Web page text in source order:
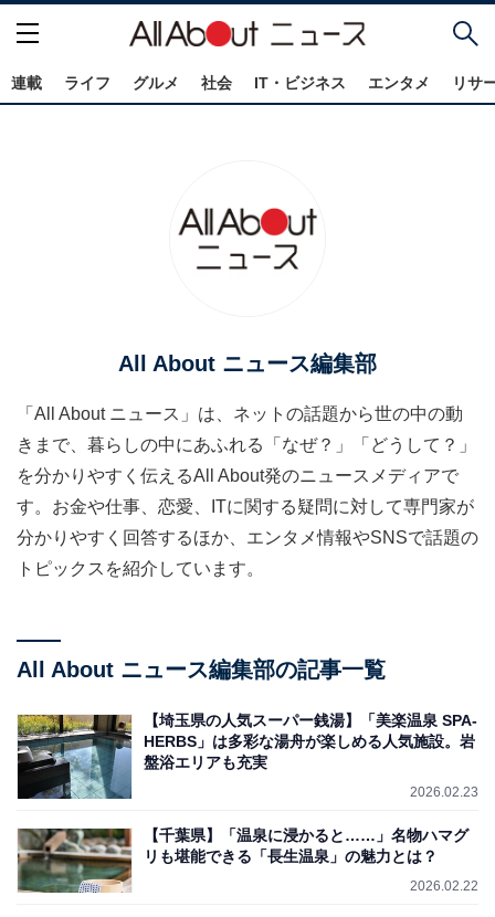
連載 ライフ グルメ 社会 IT・ビジネス エンタメ リサ
All About ニュース編集部
「All About ニュース」は、ネットの話題から世の中の動
きまで、暮らしの中にあふれる「なぜ？」「どうして？」
を分かりやすく伝えるAll About発のニュースメディアで
す。お金や仕事、恋愛、ITに関する疑問に対して専門家が
分かりやすく回答するほか、エンタメ情報やSNSで話題の
トピックスを紹介しています。
All About ニュース編集部の記事一覧
【埼玉県の人気スーパー銭湯】「美楽温泉 SPA-
HERBS」は多彩な湯舟が楽しめる人気施設。岩
盤浴エリアも充実
2026.02.23
【千葉県】「温泉に浸かると……」名物ハマグ
リも堪能できる「長生温泉」の魅力とは？
2026.02.22